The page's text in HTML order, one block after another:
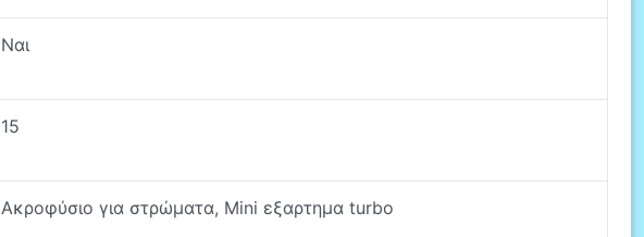
Ναι
15
Ακροφύσιο για στρώματα, Mini εξαρτημα turbo